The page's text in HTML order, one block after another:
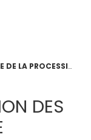
DES BOUGIES DU CARÊME BOUDDHIQUE
DES